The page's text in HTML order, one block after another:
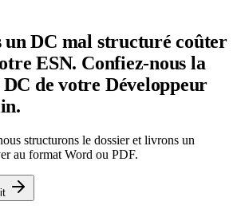
un DC mal structuré coûter
ESN. Confiez-nous la
de votre Développeur
structurons le dossier et livrons un
au format Word ou PDF.